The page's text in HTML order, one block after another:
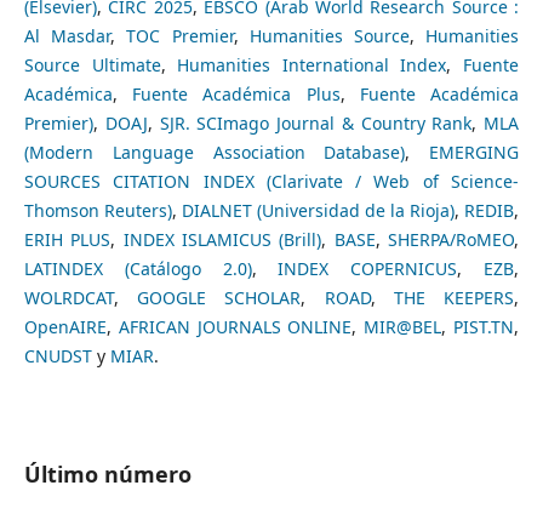
(Elsevier),CIRC 2025, EBSCO (Arab World Research Source :
Al Masdar,TOC Premier, Humanities Source, Humanities
Source Ultimate, Humanities International Index, Fuente
Académica, Fuente Académica Plus, Fuente Académica
Premier), DOAJ, SJR. SCImago Journal & Country Rank, MLA
(Modern Language Association Database), EMERGING
SOURCES CITATION INDEX (Clarivate / Web of Science-
Thomson Reuters), DIALNET (Universidad de la Rioja), REDIB,
ERIH PLUS, INDEX ISLAMICUS (Brill), BASE,SHERPA/RoMEO,
LATINDEX (Catálogo 2.0),INDEX COPERNICUS, EZB,
WOLRDCAT,GOOGLE SCHOLAR, ROAD, THE KEEPERS,
OpenAIRE, AFRICAN JOURNALS ONLINE, MIR@BEL, PIST.TN,
CNUDSTy MIAR.
Último número